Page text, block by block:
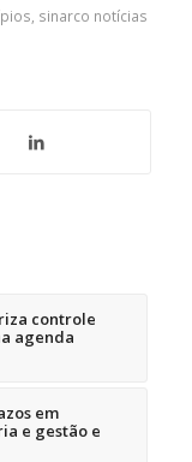
, sinarco notícias
controle
agenda
em
e gestão e